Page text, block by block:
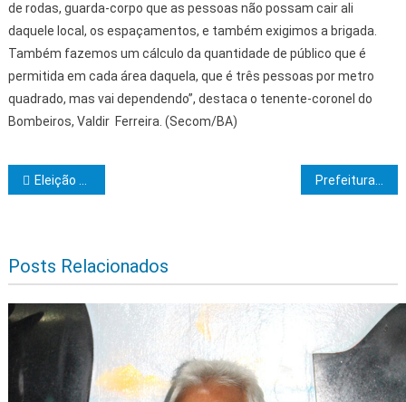
de rodas, guarda-corpo que as pessoas não possam cair ali
daquele local, os espaçamentos, e também exigimos a brigada.
Também fazemos um cálculo da quantidade de público que é
permitida em cada área daquela, que é três pessoas por metro
quadrado, mas vai dependendo”, destaca o tenente-coronel do
Bombeiros, Valdir Ferreira. (Secom/BA)
Navegação de Post
Eleição da UPB: Comissão Eleitoral homologa chapas nesta terça (18)
Posts Relacionados